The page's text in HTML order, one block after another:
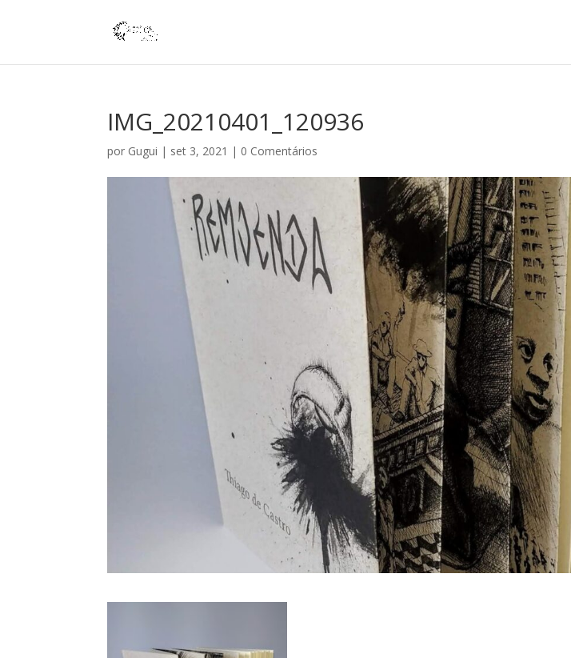
IMG_20210401_120936
por Gugui | set 3, 2021 | 0 Comentários